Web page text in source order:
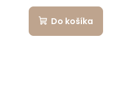
Do košíka